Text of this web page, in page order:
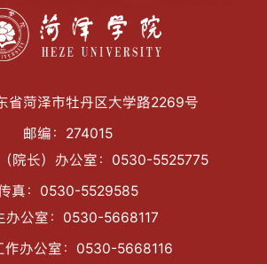
省菏泽市牡丹区大学路2269号
邮编：274015
院长）办公室：0530-5525775
真：0530-5529585
办公室：0530-5668117
作办公室：0530-5668116